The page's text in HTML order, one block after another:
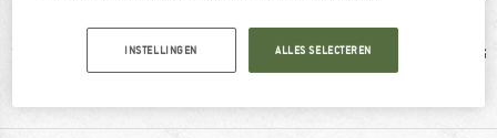
100% raadt het aan
Klanten zeggen:
winddicht
INSTELLINGEN ALLES SELECTEREN